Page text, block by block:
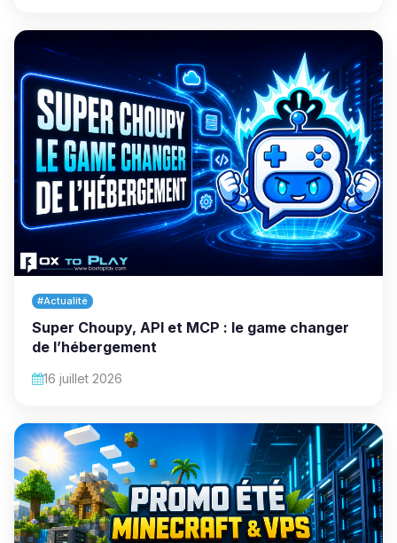
#Actualité
Super Choupy, API et MCP : le game changer
de l’hébergement
16 juillet 2026